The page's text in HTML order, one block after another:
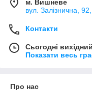
м. Вишневе
вул. Залізнична,
Контакти
Сьогодні вихідний
Показати весь
Про нас